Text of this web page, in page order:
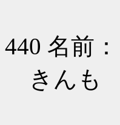
440 名前：
きんも